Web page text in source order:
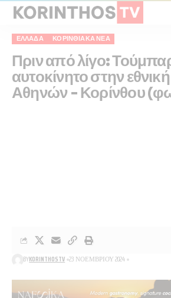
ΕΛΛΆΔΑ ΚΟΡΙΝΘΙΑΚΆ ΝΈΑ
Πριν από λίγο:
αυτοκίνητο στην
Αθηνών – Κορίνθου
BYKORINTHOSTV 23 ΝΟΕΜΒΡΊΟΥ 2024